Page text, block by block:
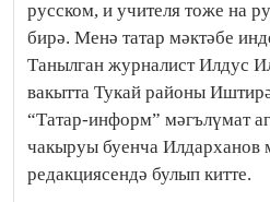
русском, и учителя тоже на
бирә. Менә татар мәктәбе
Танылган журналист Илдус
вакытта Тукай районы
“Татар-информ” мәгълүмат
чакыруы буенча Илдарханов
редакциясендә булып китте.